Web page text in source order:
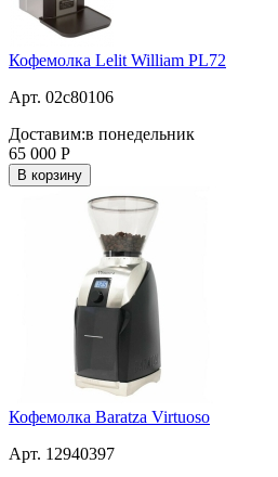
Кофемолка Lelit William PL72
Арт. 02c80106
Доставим:в понедельник
65 000 Р
В корзину
Кофемолка Baratza Virtuoso
Арт. 12940397